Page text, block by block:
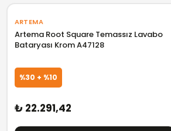
ARTEMA
Artema Root Square Temassız Lavabo
Bataryası Krom A47128
%30 + %10
₺ 22.291,42